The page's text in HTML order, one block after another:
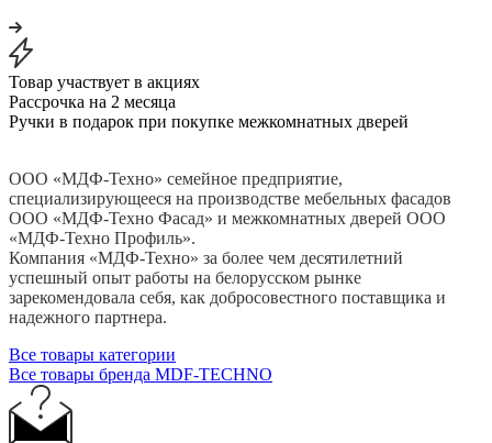
Товар участвует в акциях
Рассрочка на 2 месяца
Ручки в подарок при покупке межкомнатных дверей
ООО «МДФ-Техно» семейное предприятие,
специализирующееся на производстве мебельных фасадов
ООО «МДФ-Техно Фасад» и межкомнатных дверей ООО
«МДФ-Техно Профиль».
Компания «МДФ-Техно» за более чем десятилетний
успешный опыт работы на белорусском рынке
зарекомендовала себя, как добросовестного поставщика и
надежного партнера.
Все товары категории
Все товары бренда MDF-TECHNO